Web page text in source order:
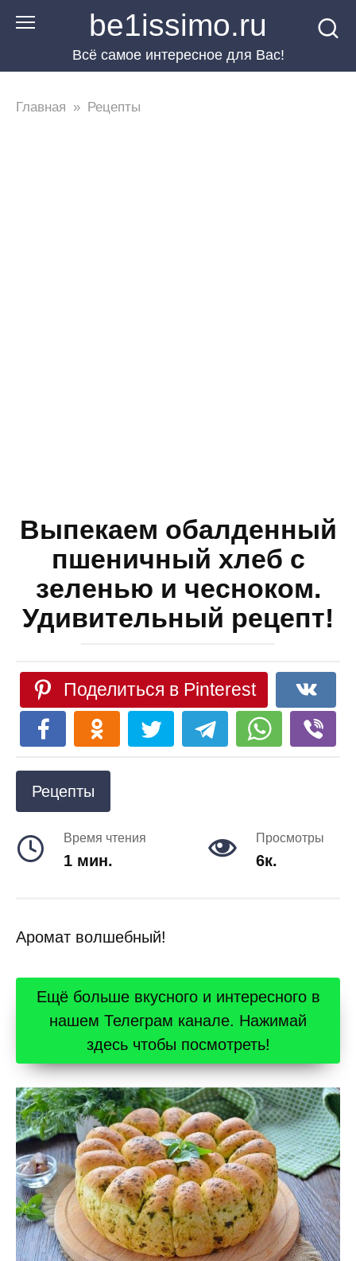
Перейти
be1issimo.ru
Всё самое интересное для Вас!
Главная » Рецепты
Выпекаем обалденный
пшеничный хлеб с
зеленью и чесноком.
Удивительный рецепт!
Поделиться в Pinterest
Рецепты
Время чтения
1 мин.
Просмотры
6к.
Аромат волшебный!
Ещё больше вкусного и интересного в
нашем Телеграм канале. Нажимай
здесь чтобы посмотреть!